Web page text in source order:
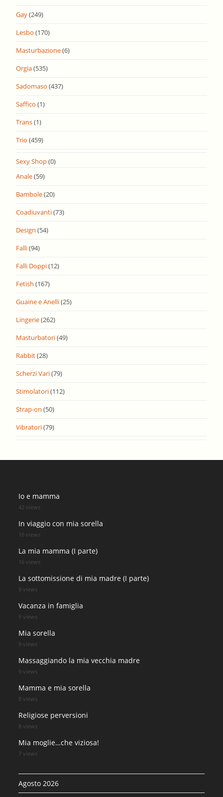
Gay(249)
Lesbo (170)
Masturbazione(6)
Orgia(535)
Sadomaso (437)
Saffico (1)
Trans(1)
Trio (459)
Sexy Shop(0)
Anale(59)
Bambole(20)
Coadiuvanti(73)
Design (54)
Falli(94)
Falli Doppi(12)
Fetish (167)
Guaine e Anelli(25)
Lingerie(262)
Masturbatori(49)
Rabbit(28)
Scherzi Vari(79)
Stimolatori(112)
Strap-on (50)
Vibratori(79)
Io e mamma
42 views
In viaggio con mia sorella
16 views
La mia mamma (I parte)
16 views
La sottomissione di mia madre (I parte)
9 views
Vacanza in famiglia
9 views
Mia sorella
9 views
Massaggiando la mia vecchia madre
9 views
Mamma e mia sorella
8 views
Religiose perversioni
8 views
Mia moglie…che viziosa!
7 views
Agosto 2026